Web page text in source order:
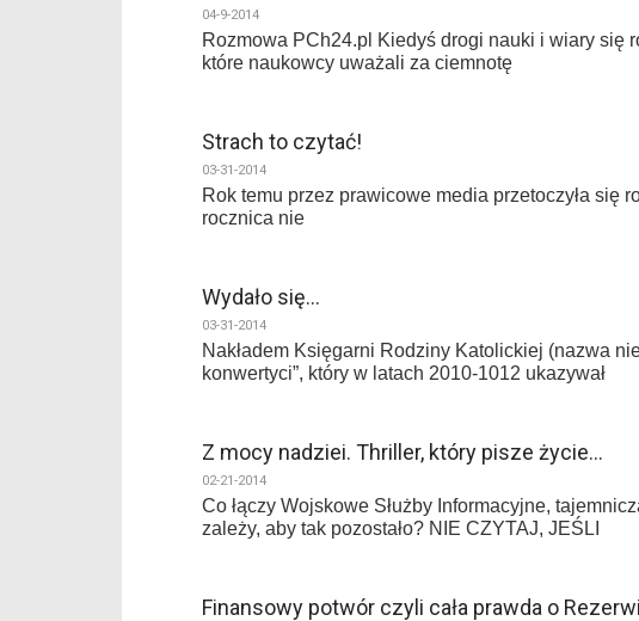
04-9-2014
Rozmowa PCh24.pl Kiedyś drogi nauki i wiary się
które naukowcy uważali za ciemnotę
Strach to czytać!
03-31-2014
Rok temu przez prawicowe media przetoczyła się
rocznica nie
Wydało się…
03-31-2014
Nakładem Księgarni Rodziny Katolickiej (nazwa
konwertyci”, który w latach 2010-1012 ukazywał
Z mocy nadziei. Thriller, który pisze życie…
02-21-2014
Co łączy Wojskowe Służby Informacyjne,
zależy, aby tak pozostało? NIE CZYTAJ, JEŚLI
Finansowy potwór czyli cała prawda o